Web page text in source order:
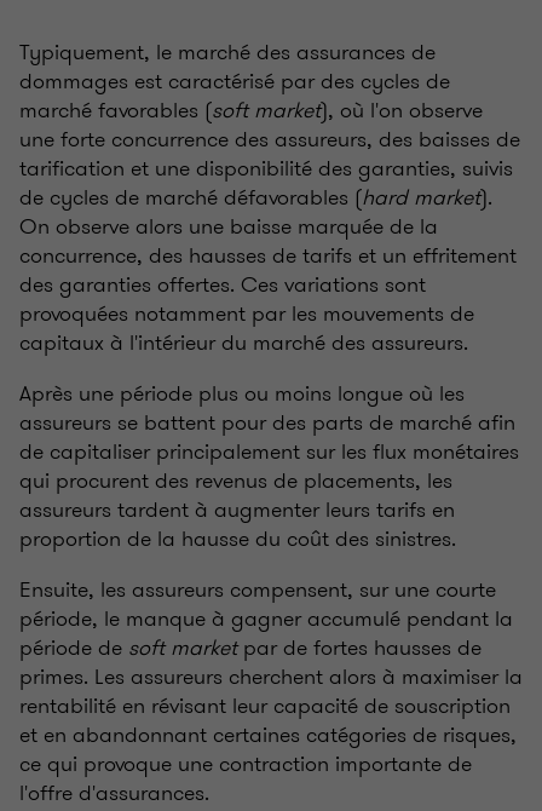
Typiquement, le marché des assurances de
dommages est caractérisé par des cycles de
marché favorables (soft market), où l'on observe
une forte concurrence des assureurs, des baisses de
tarification et une disponibilité des garanties, suivis
de cycles de marché défavorables (hard market).
On observe alors une baisse marquée de la
concurrence, des hausses de tarifs et un effritement
des garanties offertes. Ces variations sont
provoquées notamment par les mouvements de
capitaux à l'intérieur du marché des assureurs.
Après une période plus ou moins longue où les
assureurs se battent pour des parts de marché afin
de capitaliser principalement sur les flux monétaires
qui procurent des revenus de placements, les
assureurs tardent à augmenter leurs tarifs en
proportion de la hausse du coût des sinistres.
Ensuite, les assureurs compensent, sur une courte
période, le manque à gagner accumulé pendant la
période de soft marketpar de fortes hausses de
primes. Les assureurs cherchent alors à maximiser la
rentabilité en révisant leur capacité de souscription
et en abandonnant certaines catégories de risques,
ce qui provoque une contraction importante de
l'offre d'assurances.